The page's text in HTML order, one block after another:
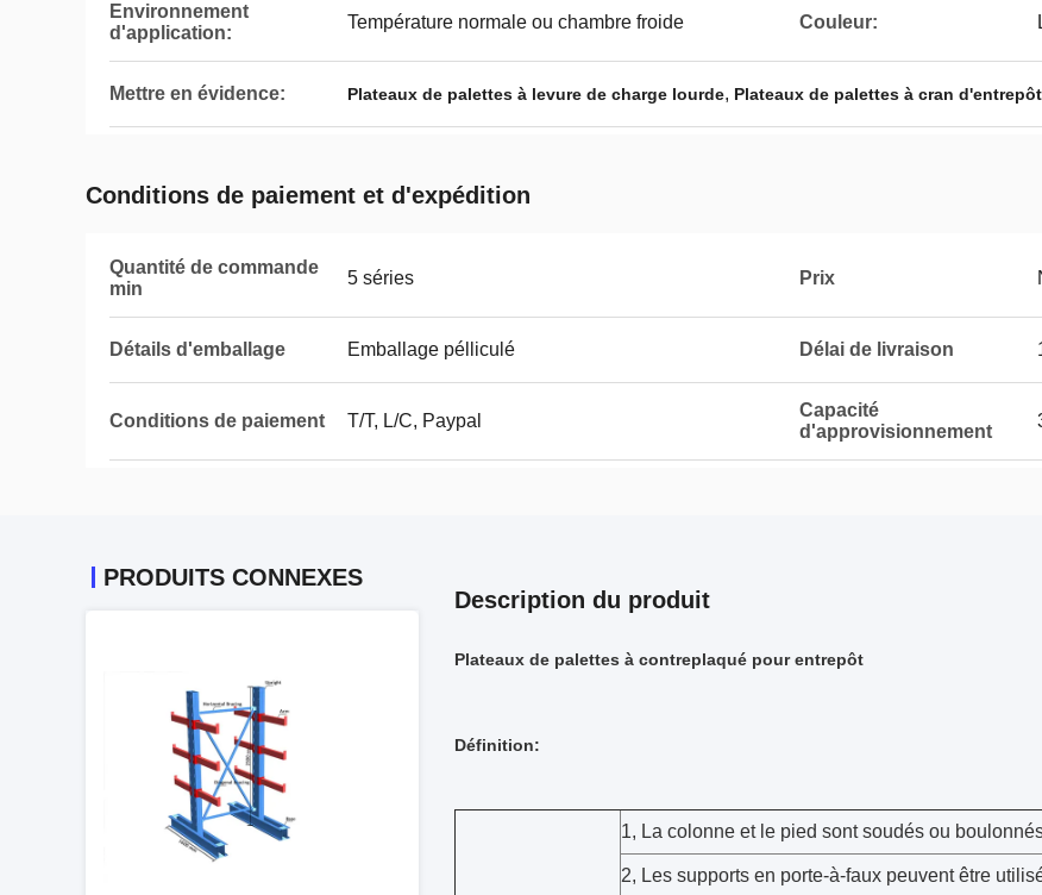
Environnement
d'application:
Température normale ou chambre froide Couleur:
Mettre en évidence: Plateaux de palettes à levure de charge lourde, Plateaux de palettes à cran d'entrepôt
Conditions de paiement et d'expédition
Quantité de commande
min
5 séries Prix
Détails d'emballage Emballage pélliculé Délai de livraison
Conditions de paiement T/T, L/C, Paypal
Capacité
d'approvisionnement
PRODUITS CONNEXES
Description du produit
Plateaux de palettes à contreplaqué pour entrepôt
Définition:
1, La colonne et le pied sont soudés ou
2, Les supports en porte-à-faux peuvent être